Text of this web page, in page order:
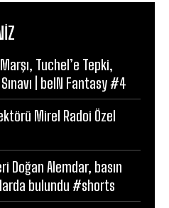
Tuchel’e Tepki,
| beIN Fantasy #4
Mirel Radoi Özel
Doğan Alemdar, basın
bulundu #shorts